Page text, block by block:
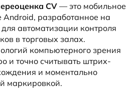
CV — это мобильное
разработанное на
автоматизации контроля
в торговых залах.
компьютерного зрения
и точно считывать штрих-
и моментально
маркировкой.